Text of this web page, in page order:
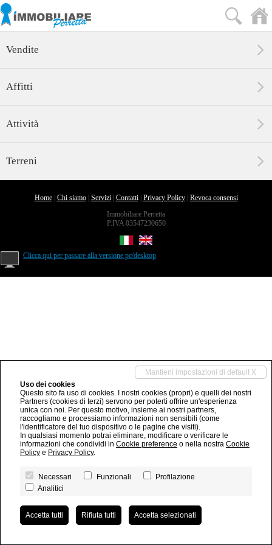
Vendite
Affitti
Attività
Terreni
Home| Chi siamo| Servizi| Contatti| Privacy Policy| Revoca consensi
Immobiliare Perretta
P.IVA 03547230650
Clicca qui per passare alla versione pc/desktop
Mantieni impostazioni di default X
Uso dei cookies
Questo sito fa uso di cookies. I nostri cookies (propri) e quelli dei nostri
Partners (cookies di terzi) servono per poterti offrire un'esperienza
unica con noi. Per questo motivo, insieme ai nostri partners,
raccogliamo e processiamo informazioni non sensibili (come
l'identificatore del tuo dispositivo o le pagine che visiti).
In qualsiasi momento potrai eliminare, modificare o verificare le
informazioni che condividi in Cookie preference o nella nostra Cookie
Policy e Privacy Policy.
Necessari Funzionali
Profilazione
Analitici
Accetta tutti Rifiuta tutti Accetta selezionati